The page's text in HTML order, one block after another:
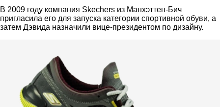
В 2009 году компания Skechers из Манхэттен-Бич
пригласила его для запуска категории спортивной обуви, а
затем Дэвида назначили вице-президентом по дизайну.